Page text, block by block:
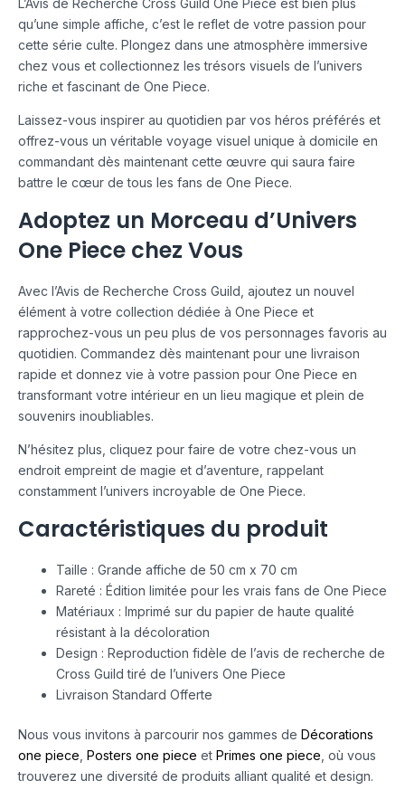
L’Avis de Recherche Cross Guild One Piece est bien plus
qu’une simple affiche, c’est le reflet de votre passion pour
cette série culte. Plongez dans une atmosphère immersive
chez vous et collectionnez les trésors visuels de l’univers
riche et fascinant de One Piece.
Laissez-vous inspirer au quotidien par vos héros préférés et
offrez-vous un véritable voyage visuel unique à domicile en
commandant dès maintenant cette œuvre qui saura faire
battre le cœur de tous les fans de One Piece.
Adoptez un Morceau d’Univers
One Piece chez Vous
Avec l’Avis de Recherche Cross Guild, ajoutez un nouvel
élément à votre collection dédiée à One Piece et
rapprochez-vous un peu plus de vos personnages favoris au
quotidien. Commandez dès maintenant pour une livraison
rapide et donnez vie à votre passion pour One Piece en
transformant votre intérieur en un lieu magique et plein de
souvenirs inoubliables.
N’hésitez plus, cliquez pour faire de votre chez-vous un
endroit empreint de magie et d’aventure, rappelant
constamment l’univers incroyable de One Piece.
Caractéristiques du produit
Taille : Grande affiche de 50 cm x 70 cm
Rareté : Édition limitée pour les vrais fans de One Piece
Matériaux : Imprimé sur du papier de haute qualité
résistant à la décoloration
Design : Reproduction fidèle de l’avis de recherche de
Cross Guild tiré de l’univers One Piece
Livraison Standard Offerte
Nous vous invitons à parcourir nos gammes de Décorations
one piece Posters one piece et Primes one piece , où vous
trouverez une diversité de produits alliant qualité et design.